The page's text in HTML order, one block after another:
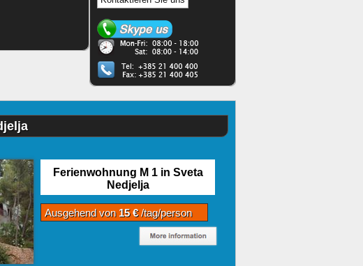
Ferienwohnung M 1 in Sveta
Nedjelja
Ausgehend von 15 €/tag/person